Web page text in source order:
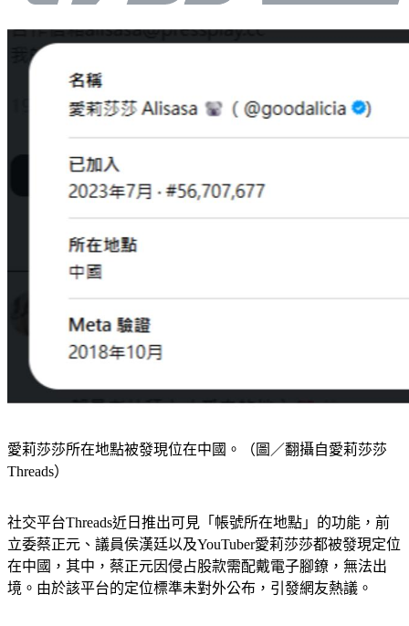
愛莉莎莎所在地點被發現位在中國。（圖／翻攝自愛莉莎莎
社交平台Threads近日推出可見「帳號所在地點」的功能，前
立委蔡正元、議員侯漢廷以及YouTuber愛莉莎莎都被發現定位
在中國，其中，蔡正元因侵占股款需配戴電子腳鐐，無法出